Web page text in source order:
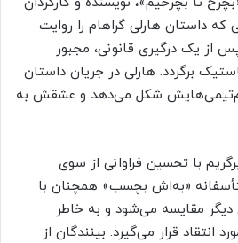
داستان هارلی گراهام را روایت
از یک درگیری قانونی، مجبور
برگردد. هارلی در جریان داستان
شکل می‌دهد و عشقش به
با تحسین فراوانی از سوی
«به‌اش بچسب» همچنان با
دیگر مقایسه می‌شود و به‌ خاطر
قرار می‌گیرد. بینندگان از